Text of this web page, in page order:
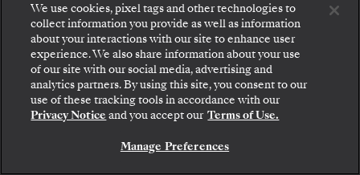
All-inclusive-Leistungen an
Bord
Genießen Sie den Komfort, für den Silversea
Butlerservice, erstklassige Unterhaltung und
Gehen Sie an Bord: Wählen Sie Ihre Suite und
prüfen Sie die Preise und Inklusivleistungen, bevor
Sie Ihre Silversea-Reise sicher bestätigen.
BUCHEN SIE IHRE SUITE
We use cookies, pixel tags and other technologies to
collect information you provide as well as information
about your interactions with our site to enhance user
experience. We also share information about your use
of our site with our social media, advertising and
analytics partners. By using this site, you consent to our
use of these tracking tools in accordance with our
Privacy Notice and you accept our Terms of Use.
Manage Preferences